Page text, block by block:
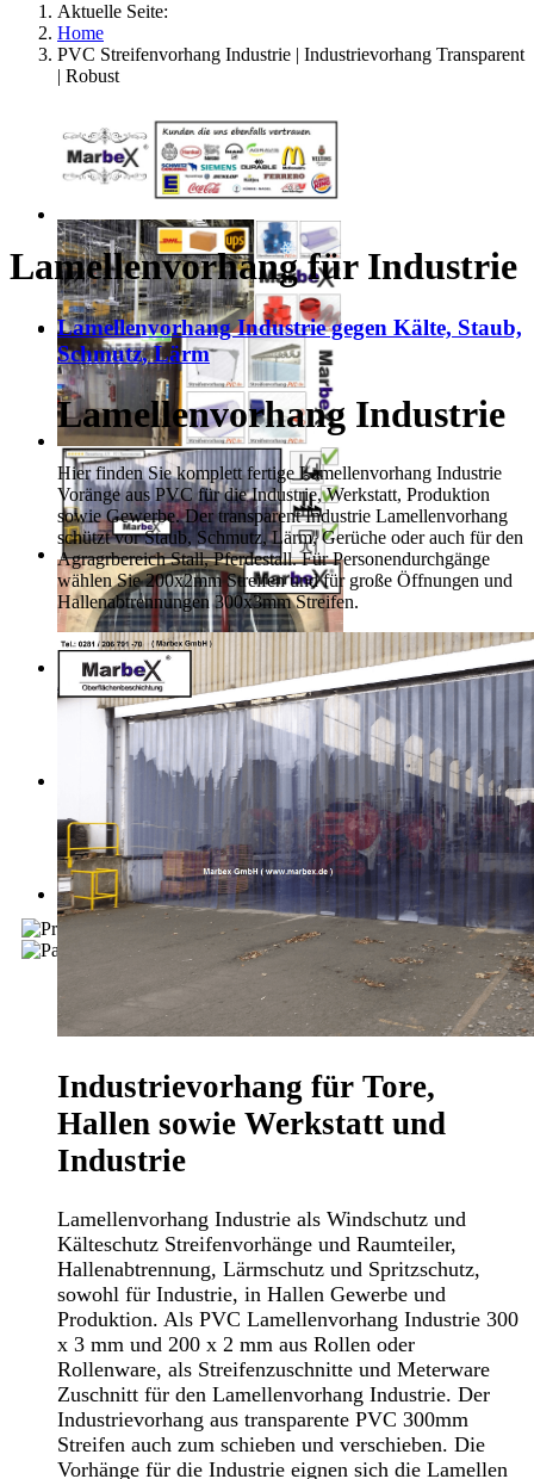
Aktuelle Seite:
Home
PVC Streifenvorhang Industrie | Industrievorhang Transparent
| Robust
Lamellenvorhang für Industrie
Lamellenvorhang Industrie gegen Kälte, Staub,
Schmutz, Lärm
Lamellenvorhang Industrie
Hier finden Sie komplett fertige Lamellenvorhang Industrie
Voränge aus PVC für die Industrie, Werkstatt, Produktion
sowie Gewerbe. Der transparent Industrie Lamellenvorhang
schützt vor Staub, Schmutz, Lärm, Gerüche oder auch für den
Agragrbereich Stall, Pferdestall. Für Personendurchgänge
wählen Sie 200x2mm Streifen und für große Öffnungen und
Hallenabtrennungen 300x3mm Streifen.
Industrievorhang für Tore,
Hallen sowie Werkstatt und
Industrie
Lamellenvorhang Industrie als Windschutz und
Kälteschutz Streifenvorhänge und Raumteiler,
Hallenabtrennung, Lärmschutz und Spritzschutz,
sowohl für Industrie, in Hallen Gewerbe und
Produktion. Als PVC Lamellenvorhang Industrie 300
x 3 mm und 200 x 2 mm aus Rollen oder
Rollenware, als Streifenzuschnitte und Meterware
Zuschnitt für den Lamellenvorhang Industrie. Der
Industrievorhang aus transparente PVC 300mm
Streifen auch zum schieben und verschieben. Die
Vorhänge für die Industrie eignen sich die Lamellen